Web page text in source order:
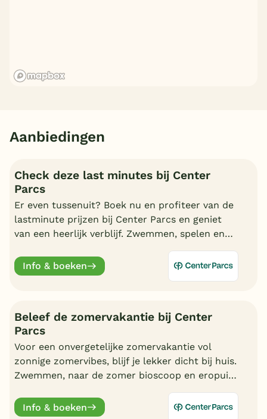
Aanbiedingen
Check deze last minutes bij Center
Parcs
Er even tussenuit? Boek nu en profiteer van de
lastminute prijzen bij Center Parcs en geniet
van een heerlijk verblijf. Zwemmen, spelen en
Info & boeken
Beleef de zomervakantie bij Center
Parcs
Voor een onvergetelijke zomervakantie vol
zonnige zomervibes, blijf je lekker dicht bij huis.
Zwemmen, naar de zomer bioscoop en eropuit.
Center Parcs.
Info & boeken